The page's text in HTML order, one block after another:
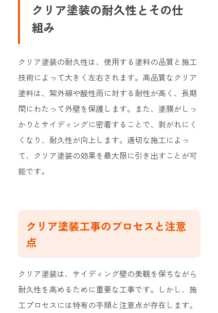
クリア塗装の耐久性とその仕
組み
クリア塗装の耐久性は、使用する塗料の品質と施工
技術によって大きく左右されます。高品質なクリア
塗料は、紫外線や酸性雨に対する耐性が高く、長期
間にわたって外壁を保護します。また、塗膜がしっ
かりとサイディングに密着することで、剥がれにく
くなり、耐久性が向上します。適切な施工によっ
て、クリア塗装の効果を最大限に引き出すことが可
能です。
クリア塗装工事のプロセスと注意
点
クリア塗装は、サイディング壁の美観を保ちながら
耐久性を高めるために重要な工事です。しかし、施
工プロセスには特有の手順と注意点が存在します。